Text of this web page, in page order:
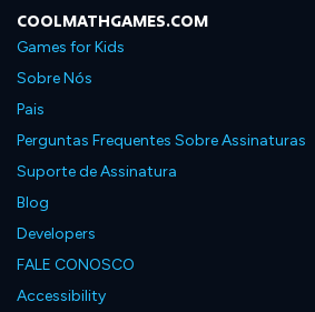
COOLMATHGAMES.COM
Games for Kids
Sobre Nós
Pais
Perguntas Frequentes Sobre Assinaturas
Suporte de Assinatura
Blog
Developers
FALE CONOSCO
Accessibility